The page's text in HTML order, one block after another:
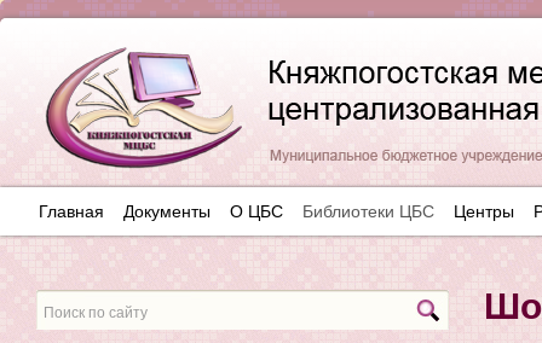
Главная Документы О ЦБС Библиотеки ЦБС Центры